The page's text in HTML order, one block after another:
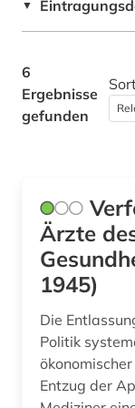
▼
6
Ergebnisse
gefunden
Ärzte
1945)
Die
Politik
Entzug der